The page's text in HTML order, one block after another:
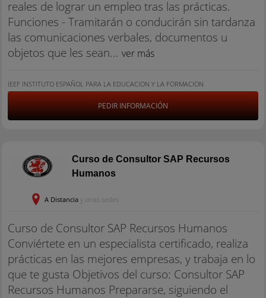
reales de lograr un empleo tras las prácticas.
Funciones - Tramitarán o conducirán sin tardanza
las comunicaciones verbales, documentos u
objetos que les sean... ver más
IEEF INSTITUTO ESPAÑOL PARA LA EDUCACION Y LA FORMACION
PEDIR INFORMACIÓN
Curso de Consultor SAP Recursos
Humanos
A Distancia y otras sedes
Curso de Consultor SAP Recursos Humanos
Conviértete en un especialista certificado, realiza
prácticas en las mejores empresas, y trabaja en lo
que te gusta Objetivos del curso: Consultor SAP
Recursos Humanos Prepararse, siguiendo el